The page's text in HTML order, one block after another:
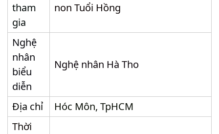
tham
gia
non Tuổi Hồng
Nghệ
nhân
biểu
diễn
Nghệ nhân Hà Tho
Địa chỉ
Hóc Môn, TpHCM
Thời